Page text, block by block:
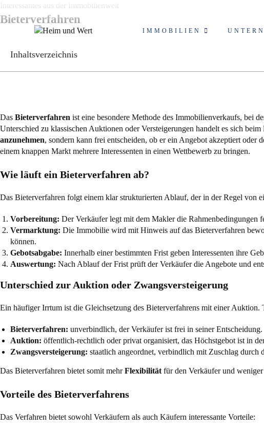
Zum
Inhalt
springen
IMMOBILIEN
Interessantes aus der Immobilienwelt
Bieterverfahren
Inhaltsverzeichnis
Das Bieterverfahren ist eine besondere Methode des Immobilienverkaufs, bei
Unterschied zu klassischen Auktionen oder Versteigerungen handelt es sich
anzunehmen, sondern kann frei entscheiden, ob er ein Angebot akzeptiert
einem knappen Markt mehrere Interessenten in einen Wettbewerb zu bringen.
Wie läuft ein Bieterverfahren ab?
Das Bieterverfahren folgt einem klar strukturierten Ablauf, der in der Regel von
Vorbereitung: Der Verkäufer legt mit dem Makler die Rahmenbedingungen
Vermarktung: Die Immobilie wird mit Hinweis auf das Bieterverfahren
können.
Gebotsabgabe: Innerhalb einer bestimmten Frist geben Interessenten ihre
Auswertung: Nach Ablauf der Frist prüft der Verkäufer die Angebote und
Unterschied zur Auktion oder Zwangsversteigerung
Ein häufiger Irrtum ist die Gleichsetzung des Bieterverfahrens mit einer Auktion.
Bieterverfahren: unverbindlich, der Verkäufer ist frei in seiner Entscheidung.
Auktion: öffentlich-rechtlich oder privat organisiert, das Höchstgebot ist in
Zwangsversteigerung: staatlich angeordnet, verbindlich mit Zuschlag durch
Das Bieterverfahren bietet somit mehrFlexibilität für den Verkäufer und
Vorteile des Bieterverfahrens
Das Verfahren bietet sowohl Verkäufern als auch Käufern interessante Vorteile: